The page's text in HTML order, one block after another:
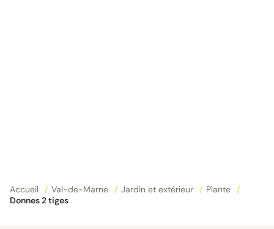
Accueil / Val-de-Marne / Jardin et extérieur / Plante
/
Donnes 2 tiges